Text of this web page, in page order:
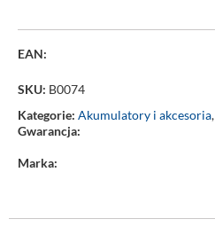
EAN:
SKU: B0074
Kategorie: Akumulatory i akcesoria,
Gwarancja:
Marka: